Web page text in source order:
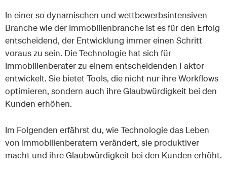
In einer so dynamischen und wettbewerbsintensiven
Branche wie der Immobilienbranche ist es für den Erfolg
entscheidend, der Entwicklung immer einen Schritt
voraus zu sein. Die Technologie hat sich für
Immobilienberater zu einem entscheidenden Faktor
entwickelt. Sie bietet Tools, die nicht nur ihre Workflows
optimieren, sondern auch ihre Glaubwürdigkeit bei den
Kunden erhöhen.
Im Folgenden erfährst du, wie Technologie das Leben
von Immobilienberatern verändert, sie produktiver
macht und ihre Glaubwürdigkeit bei den Kunden erhöht.